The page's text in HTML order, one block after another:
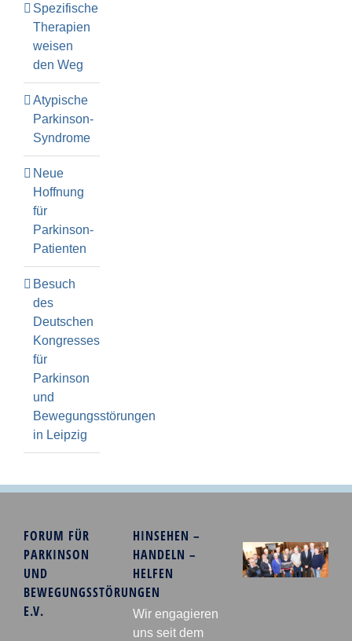
Spezifische
Therapien
weisen
den Weg
Atypische
Parkinson-
Syndrome
Neue
Hoffnung
für
Parkinson-
Patienten
Besuch
des
Deutschen
Kongresses
für
Parkinson
und
Bewegungsstörungen
in Leipzig
FORUM FÜR
PARKINSON
UND
BEWEGUNGSSTÖRUNGEN
E.V.
HINSEHEN –
HANDELN –
HELFEN
Wir engagieren
uns seit dem